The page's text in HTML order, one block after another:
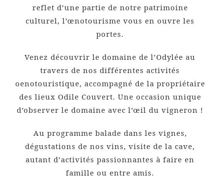
reflet d’une partie de notre patrimoine
culturel, l’œnotourisme vous en ouvre les
portes.
Venez découvrir le domaine de l’Odylée au
travers de nos différentes activités
oenotouristique, accompagné de la propriétaire
des lieux Odile Couvert. Une occasion unique
d’observer le domaine avec l’œil du vigneron !
Au programme balade dans les vignes,
dégustations de nos vins, visite de la cave,
autant d’activités passionnantes à faire en
famille ou entre amis.